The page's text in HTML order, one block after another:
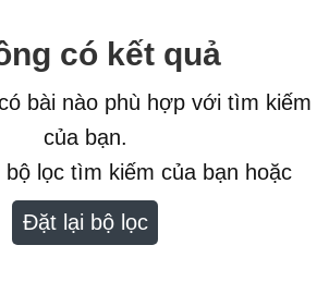
có kết quả
bài nào phù hợp với tìm kiếm
của bạn.
lọc tìm kiếm của bạn hoặc
Đặt lại bộ lọc